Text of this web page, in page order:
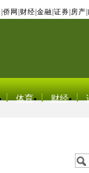
侨网 财经 金融 证券 房产
体育 财经